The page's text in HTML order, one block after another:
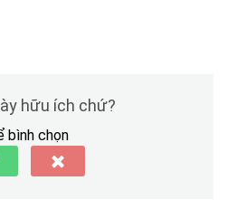
hữu ích chứ?
bình chọn